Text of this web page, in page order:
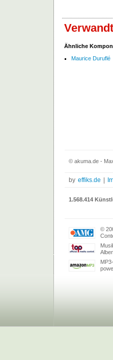
Ähnliche
Maurice Duruflé
© akuma.de -
by effiks.de
1.568.414
©